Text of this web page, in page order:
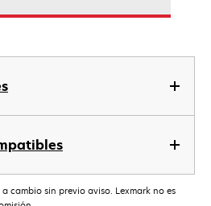
cambio sin previo aviso. Lexmark no es